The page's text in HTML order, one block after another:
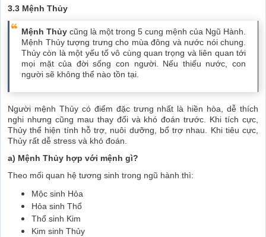
3.3 Mệnh Thủy
Mệnh Thủy cũng là một trong 5 cung mệnh của Ngũ Hành.
Mệnh Thủy tượng trưng cho mùa đông và nước nói chung.
Thủy còn là một yếu tố vô cùng quan trọng và liên quan tới
mọi mặt của đời sống con người. Nếu thiếu nước, con
người sẽ không thể nào tồn tại.
Người mệnh Thủy có điểm đặc trưng nhất là hiền hòa, dễ thích
nghi nhưng cũng mau thay đổi và khó đoán trước. Khi tích cực,
Thủy thể hiện tính hỗ trợ, nuôi dưỡng, bổ trợ nhau. Khi tiêu cực,
Thủy rất dễ stress và khó đoán.
a) Mệnh Thủy hợp với mệnh gì?
Theo mối quan hệ tương sinh trong ngũ hành thì:
Mộc sinh Hỏa
Hỏa sinh Thổ
Thổ sinh Kim
Kim sinh Thủy